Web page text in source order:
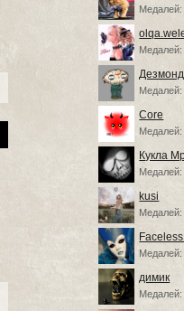
Медалей:
Медалей:
Медалей:
Core
Медалей:
Кукла
Медалей:
kusi
Медалей:
Медалей:
димик
Медалей: